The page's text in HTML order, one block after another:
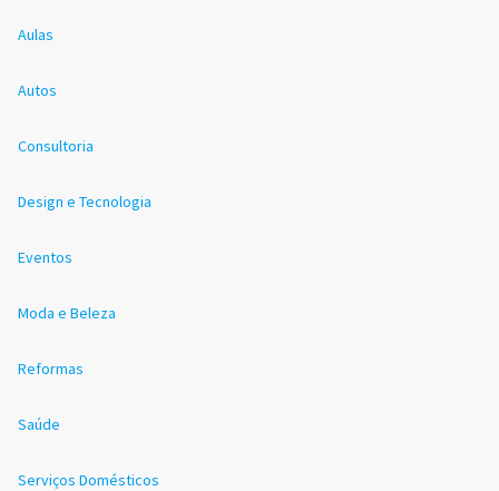
Aulas
Autos
Consultoria
Design e Tecnologia
Eventos
Moda e Beleza
Reformas
Saúde
Serviços Domésticos